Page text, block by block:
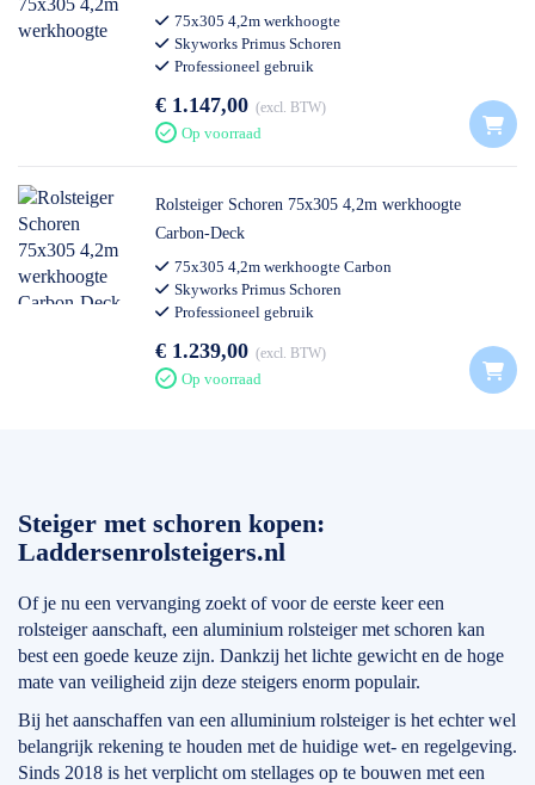
75x305 4,2m werkhoogte
Skyworks Primus Schoren
Professioneel gebruik
€ 1.147,00 excl. BTW
Op voorraad
Rolsteiger Schoren 75x305 4,2m werkhoogte
Carbon-Deck
75x305 4,2m werkhoogte Carbon
Skyworks Primus Schoren
Professioneel gebruik
€ 1.239,00 excl. BTW
Op voorraad
Steiger met schoren kopen:
Laddersenrolsteigers.nl
Of je nu een vervanging zoekt of voor de eerste keer een
rolsteiger aanschaft, een aluminium rolsteiger met schoren kan
best een goede keuze zijn. Dankzij het lichte gewicht en de hoge
mate van veiligheid zijn deze steigers enorm populair.
Bij het aanschaffen van een alluminium rolsteiger is het echter wel
belangrijk rekening te houden met de huidige wet- en regelgeving.
Sinds 2018 is het verplicht om stellages op te bouwen met een